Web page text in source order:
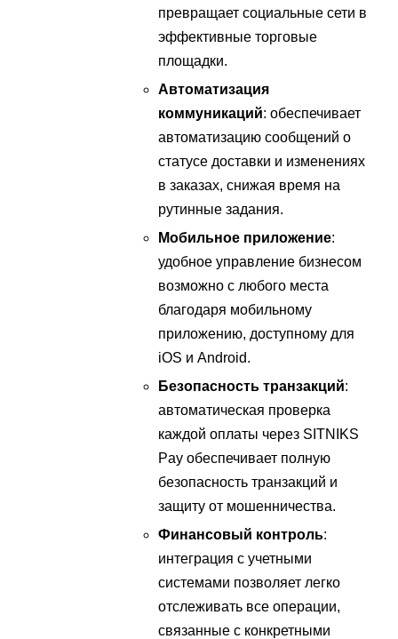
превращает социальные сети в
эффективные торговые
площадки.
Автоматизация
коммуникаций: обеспечивает
автоматизацию сообщений о
статусе доставки и изменениях
в заказах, снижая время на
рутинные задания.
Мобильное приложение:
удобное управление бизнесом
возможно с любого места
благодаря мобильному
приложению, доступному для
iOS и Android.
Безопасность транзакций:
автоматическая проверка
каждой оплаты через SITNIKS
Pay обеспечивает полную
безопасность транзакций и
защиту от мошенничества.
Финансовый контроль:
интеграция с учетными
системами позволяет легко
отслеживать все операции,
связанные с конкретными